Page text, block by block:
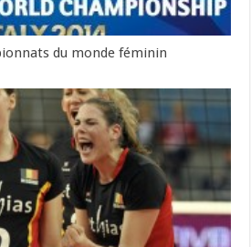
du monde féminin